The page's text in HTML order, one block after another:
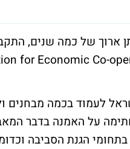
משא ומתן ארוך של כמה
לעמוד בכמה מבחנים
על האמנה בדבר
בתחומי הגנת הסביבה